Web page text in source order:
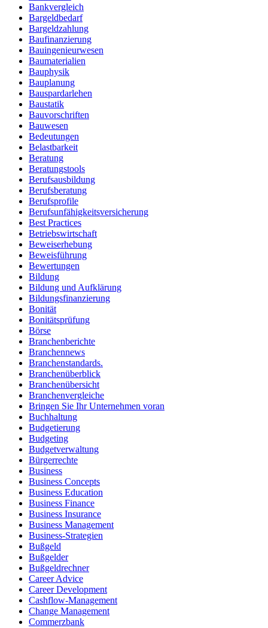
Bankvergleich
Bargeldbedarf
Bargeldzahlung
Baufinanzierung
Bauingenieurwesen
Baumaterialien
Bauphysik
Bauplanung
Bauspardarlehen
Baustatik
Bauvorschriften
Bauwesen
Bedeutungen
Belastbarkeit
Beratung
Beratungstools
Berufsausbildung
Berufsberatung
Berufsprofile
Berufsunfähigkeitsversicherung
Best Practices
Betriebswirtschaft
Beweiserhebung
Beweisführung
Bewertungen
Bildung
Bildung und Aufklärung
Bildungsfinanzierung
Bonität
Bonitätsprüfung
Börse
Branchenberichte
Branchennews
Branchenstandards.
Branchenüberblick
Branchenübersicht
Branchenvergleiche
Bringen Sie Ihr Unternehmen voran
Buchhaltung
Budgetierung
Budgeting
Budgetverwaltung
Bürgerrechte
Business
Business Concepts
Business Education
Business Finance
Business Insurance
Business Management
Business-Strategien
Bußgeld
Bußgelder
Bußgeldrechner
Career Advice
Career Development
Cashflow-Management
Change Management
Commerzbank